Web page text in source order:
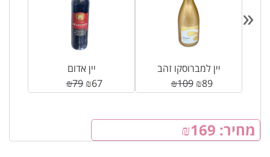
מחיר: ₪169
יין אדום
₪79 ₪67
יין למברוסקו זהב
₪109 ₪89
«